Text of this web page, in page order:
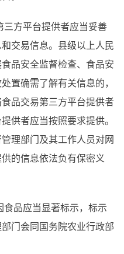
三方平台提供者应当妥善
交易信息。县级以上人民
品安全监督检查、食品安
置确需了解有关信息的，
品交易第三方平台提供者
供者应当按照要求提供。
理部门及其工作人员对网
的信息依法负有保密义
食品应当显著标示，标示
门会同国务院农业行政部